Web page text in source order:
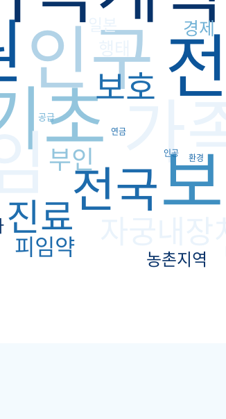
인구
초가
전국
진료
보호
부인
피임약
경제
농촌지역
일본
공급
연금
환경
인공